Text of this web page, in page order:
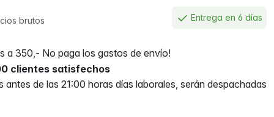
brutos Entrega en 6 días
a 350,- No paga los gastos de envío!
clientes satisfechos
de las 21:00 horas días laborales, serán despachadas